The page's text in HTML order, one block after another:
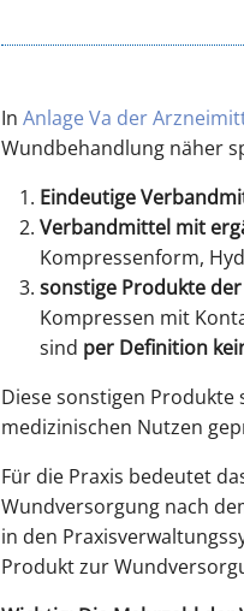
In Anlage Va der
Wundbehandlung näher
Eindeutige
Verbandmittel mit
Kompressenform,
sonstige Produkte
Kompressen mit
sind per Definition
Diese sonstigen Produkte
medizinischen Nutzen
Für die Praxis bedeutet
Wundversorgung nach
in den
Produkt zur